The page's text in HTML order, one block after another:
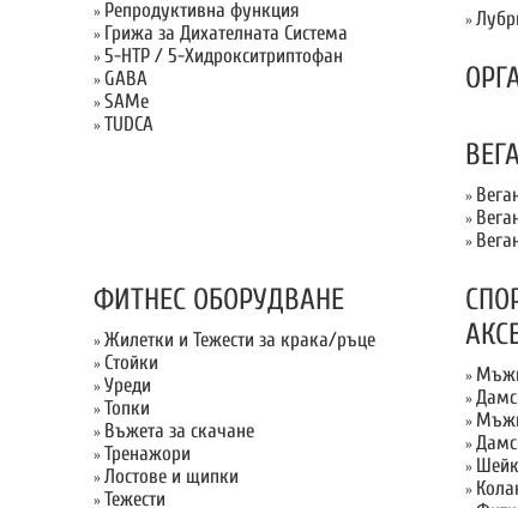
» Репродуктивна функция
» Грижа за Дихателната Система
» 5-HTP / 5-Хидрокситриптофан
» GABA
» SAMe
» TUDCA
»
»
»
»
ФИТНЕС ОБОРУДВАНЕ
» Жилетки и Тежести за крака/ръце
» Стойки
» Уреди
» Топки
» Въжета за скачане
» Тренажори
» Лостове и щипки
» Тежести
»
»
»
»
»
»